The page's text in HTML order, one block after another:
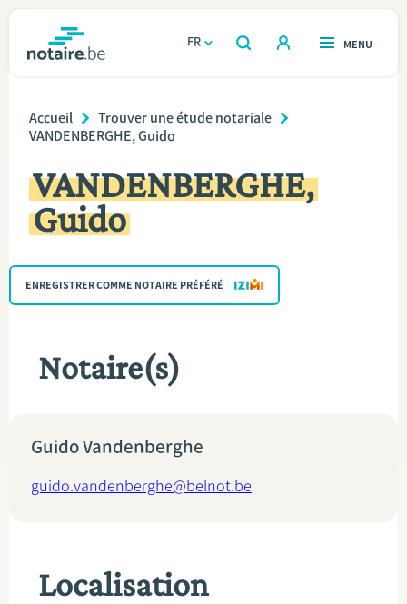
FR
OUVERT
RECHERCHER
OUVERT
MENU
Immobilier
Relations et vivre ensemble
Héritage et donations
Entreprendre
Calculateurs
TROUVER UN NOTAIRE
Breadcrumb
Accueil
Trouver une étude notariale
VANDENBERGHE, Guido
VANDENBERGHE,
Guido
ENREGISTRER COMME NOTAIRE PRÉFÉRÉ
Notaire(s)
Guido Vandenberghe
guido.vandenberghe@belnot.be
Localisation